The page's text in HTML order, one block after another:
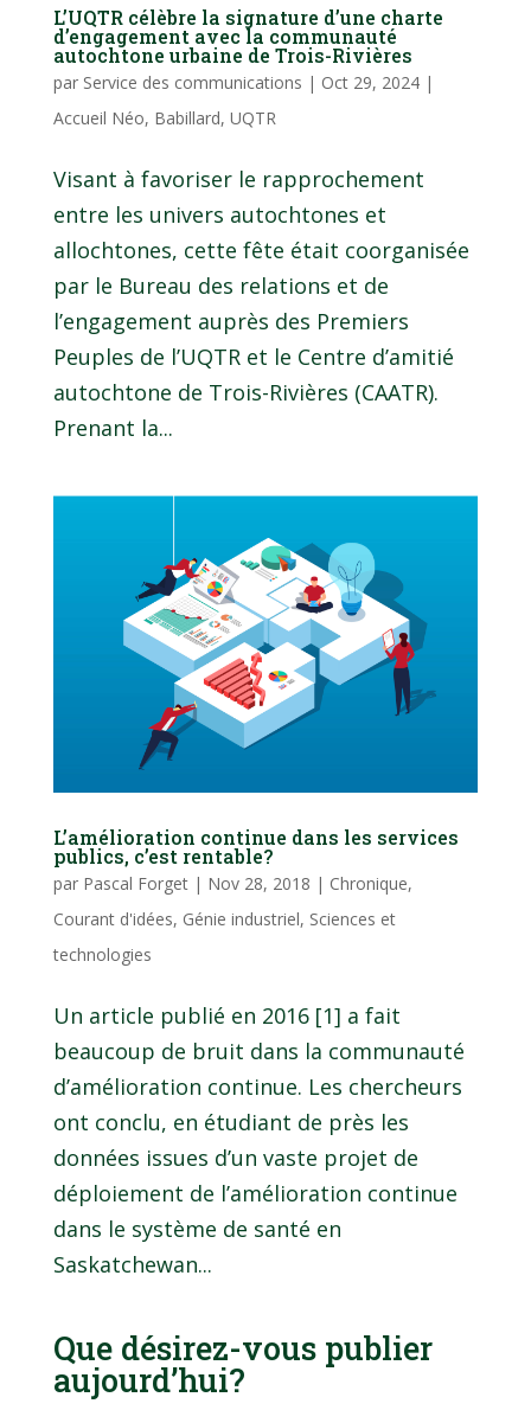
L’UQTR célèbre la signature d’une charte
d’engagement avec la communauté
autochtone urbaine de Trois-Rivières
par Service des communications | Oct 29, 2024|
Accueil Néo, Babillard, UQTR
Visant à favoriser le rapprochement
entre les univers autochtones et
allochtones, cette fête était coorganisée
par le Bureau des relations et de
l’engagement auprès des Premiers
Peuples de l’UQTR et le Centre d’amitié
autochtone de Trois-Rivières (CAATR).
Prenant la...
L’amélioration continue dans les services
publics, c’est rentable?
par Pascal Forget| Nov 28, 2018 | Chronique,
Courant d'idées, Génie industriel, Sciences et
technologies
Un article publié en 2016 [1] a fait
beaucoup de bruit dans la communauté
d’amélioration continue. Les chercheurs
ont conclu, en étudiant de près les
données issues d’un vaste projet de
déploiement de l’amélioration continue
dans le système de santé en
Saskatchewan...
Que désirez-vous publier
aujourd’hui?